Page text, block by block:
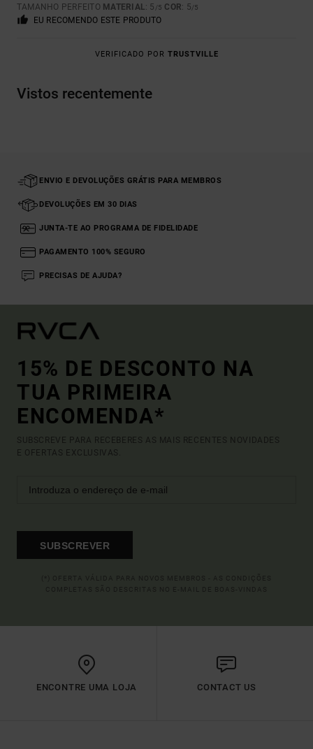
TAMANHO PERFEITO MATERIAL: 5 /5 COR: 5/5
EU RECOMENDO ESTE PRODUTO
VERIFICADO POR TRUSTVILLE
Vistos recentemente
ENVIO E DEVOLUÇÕES GRÁTIS PARA MEMBROS
DEVOLUÇÕES EM 30 DIAS
JUNTA-TE AO PROGRAMA DE FIDELIDADE
PAGAMENTO 100% SEGURO
PRECISAS DE AJUDA?
15% DE DESCONTO NA
TUA PRIMEIRA
ENCOMENDA*
SUBSCREVE PARA RECEBERES AS MAIS RECENTES NOVIDADES
E OFERTAS EXCLUSIVAS.
SUBSCREVER
ENCONTRE UMA LOJA CONTACT US